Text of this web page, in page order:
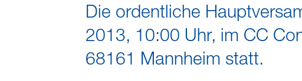
Die ordentliche
2013, 10:00 Uhr, im CC
68161 Mannheim statt.